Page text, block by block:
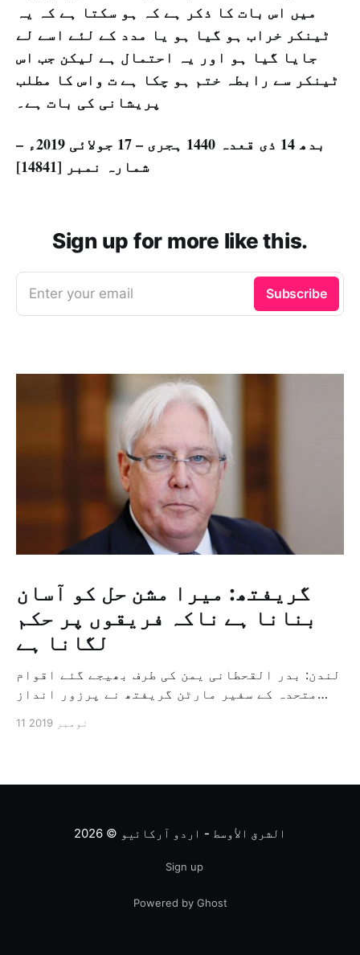
میں اس بات کا ذکر ہے کہ ہو سکتا ہے کہ یہ
ٹینکر خراب ہو گیا ہو یا مدد کے لئے اسے لے
جایا گیا ہو اور یہ احتمال ہے لیکن جب اس
ٹینکر سے رابطہ ختم ہو چکا ہے ت واس کا مطلب
پریشانی کی بات ہے۔
بدھ 14 ذی قعدہ 1440 ہجری – 17 جولائی 2019ء –
شمارہ نمبر [14841]
Sign up for more like this.
Enter your email Subscribe
گریفتھ: میرا مشن حل کو آسان
بنانا ہے ناکہ فریقوں پر حکم
لگانا ہے
لندن: بدر القحطانی یمن کی طرف بھیجے گئے اقوام
متحدہ کے سفیر مارٹن گریفتھ نے پرزور انداز
ثالثی اور اس کشمکش کی حدبندی کرنے کے لئے ایک
11 نومبر 2019
الشرق الأوسط - اردو آرکائیو © 2026
Sign up
Powered by Ghost